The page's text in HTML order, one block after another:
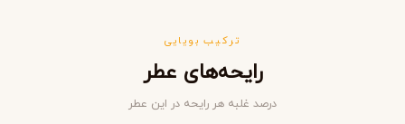
ترکیب بویایی
رایحه‌های عطر
درصد غلبه هر رایحه در این عطر